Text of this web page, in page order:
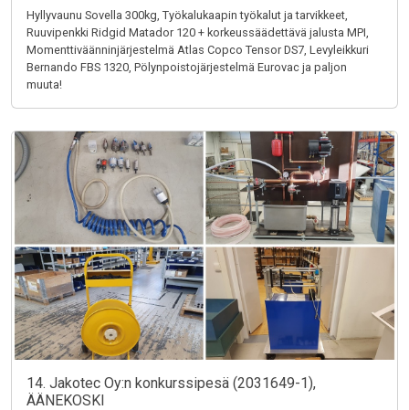
Hyllyvaunu Sovella 300kg, Työkalukaapin työkalut ja tarvikkeet,
Ruuvipenkki Ridgid Matador 120 + korkeussäädettävä jalusta MPI,
Momenttiväänninjärjestelmä Atlas Copco Tensor DS7, Levyleikkuri
Bernando FBS 1320, Pölynpoistojärjestelmä Eurovac ja paljon
muuta!
14. Jakotec Oy:n konkurssipesä (2031649-1),
ÄÄNEKOSKI